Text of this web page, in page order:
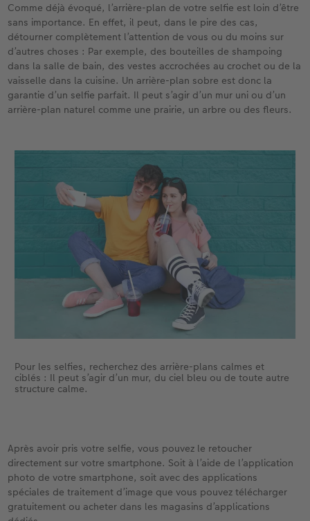
Comme déjà évoqué, l’arrière-plan de votre selfie est loin d’être
sans importance. En effet, il peut, dans le pire des cas,
détourner complètement l’attention de vous ou du moins sur
d’autres choses : Par exemple, des bouteilles de shampoing
dans la salle de bain, des vestes accrochées au crochet ou de la
vaisselle dans la cuisine. Un arrière-plan sobre est donc la
garantie d’un selfie parfait. Il peut s’agir d’un mur uni ou d’un
arrière-plan naturel comme une prairie, un arbre ou des fleurs.
Pour les selfies, recherchez des arrière-plans calmes et
ciblés : Il peut s’agir d’un mur, du ciel bleu ou de toute autre
structure calme.
Après avoir pris votre selfie, vous pouvez le retoucher
directement sur votre smartphone. Soit à l’aide de l’application
photo de votre smartphone, soit avec des applications
spéciales de traitement d’image que vous pouvez télécharger
gratuitement ou acheter dans les magasins d’applications